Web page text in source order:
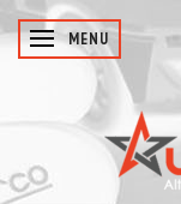
SKIFTE NAVIGATION
MENU